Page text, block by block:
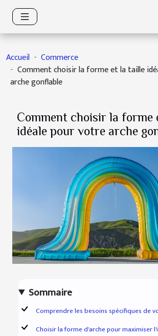
Accueil
Commerce
Comment choisir la forme et la taille
arche gonflable
Comment choisir la forme
idéale pour votre arche
Sommaire
Comprendre les besoins spécifiques de
Choisir la forme d'arche pour maximiser